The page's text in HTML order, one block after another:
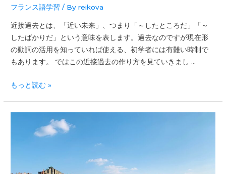
フランス語学習 / Byreikova
近接過去とは、「近い未来」、つまり「～したところだ」「～
したばかりだ」という意味を表します。過去なのですが現在形
の動詞の活用を知っていれば使える、初学者には有難い時制で
もあります。 ではこの近接過去の作り方を見ていきまし …
もっと読む »